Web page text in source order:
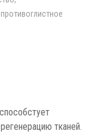
тканей.